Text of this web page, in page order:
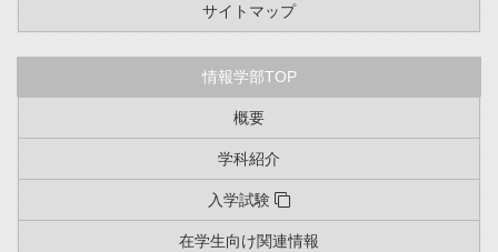
サイトマップ
情報学部TOP
概要
学科紹介
入学試験
在学生向け関連情報